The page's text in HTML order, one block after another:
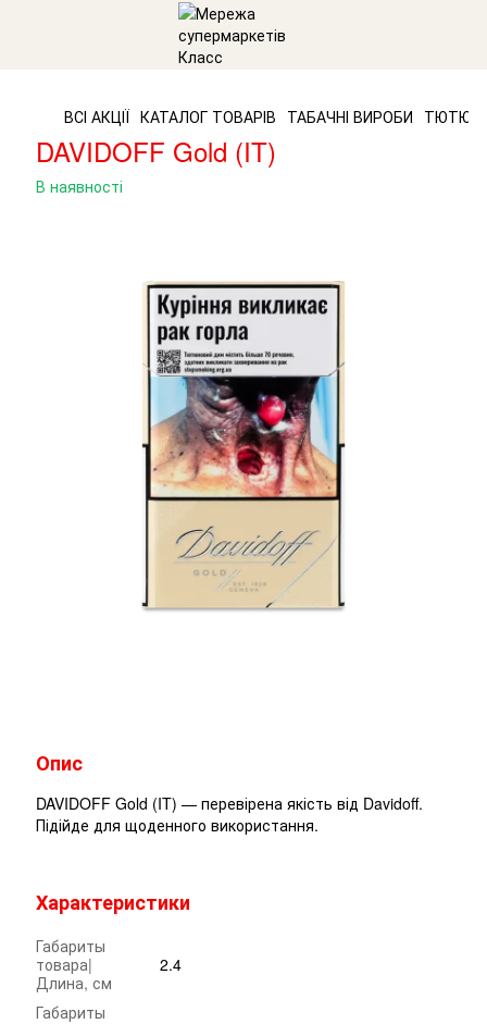
ВСІ АКЦІЇ КАТАЛОГ ТОВАРІВ ТАБАЧНІ ВИРОБИ ТЮТЮН
DAVIDOFF Gold (IT)
В наявності
Опис
DAVIDOFF Gold (IT) — перевірена якість від Davidoff.
Підійде для щоденного використання.
Характеристики
Габариты
товара|
Длина, см
2.4
Габариты